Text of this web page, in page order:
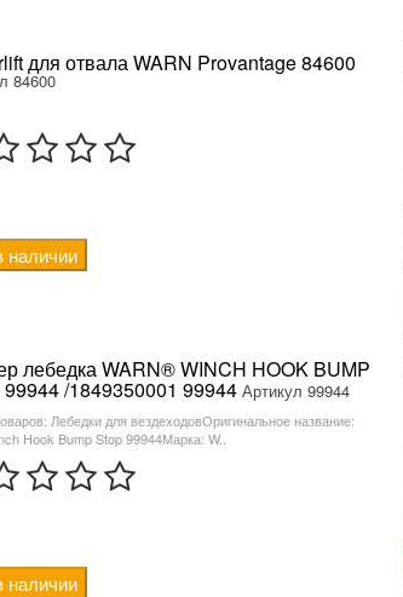
для отвала WARN Provantage 84600
84600
наличии
лебедка WARN® WINCH HOOK BUMP
99944 /1849350001 99944 Артикул 99944
Лебедки для вездеходовОригинальное название:
Hook Bump Stop 99944Марка: W..
наличии